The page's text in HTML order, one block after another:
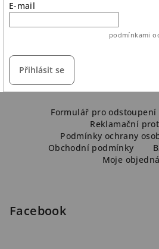
E-mail
podmínkami
Přihlásit se
Formulář pro odstoupení
Reklamační
Podmínky ochrany
Obchodní podmínky
Moje
Facebook